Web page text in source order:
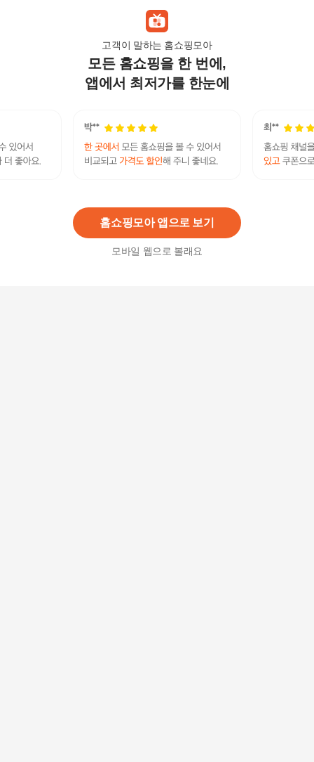
고객이 말하는 홈쇼핑모아
모든 홈쇼핑을 한 번에,
앱에서 최저가를 한눈에
홈쇼핑모아 앱으로 보기
모바일 웹으로 볼래요
삼성 청소기 제트 220W VCA-SAEC97E 호환 먼지
봉투 10개
20,000 원
삼성 청소기 제트 210W VS20A957E3W 호환 먼지